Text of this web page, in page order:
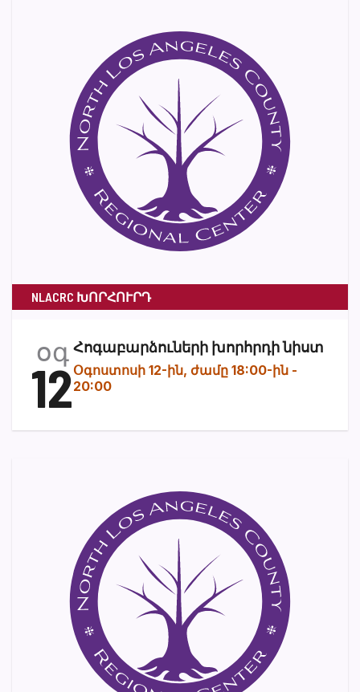
NLACRC ԽՈՐՀՈՒՐԴ
օգ
12
Հոգաբարձուների խորհրդի նիստ
Օգոստոսի 12-ին, ժամը 18:00-ին -
20:00